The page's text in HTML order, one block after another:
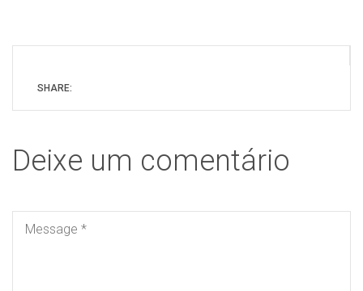
SHARE:
Deixe um comentário